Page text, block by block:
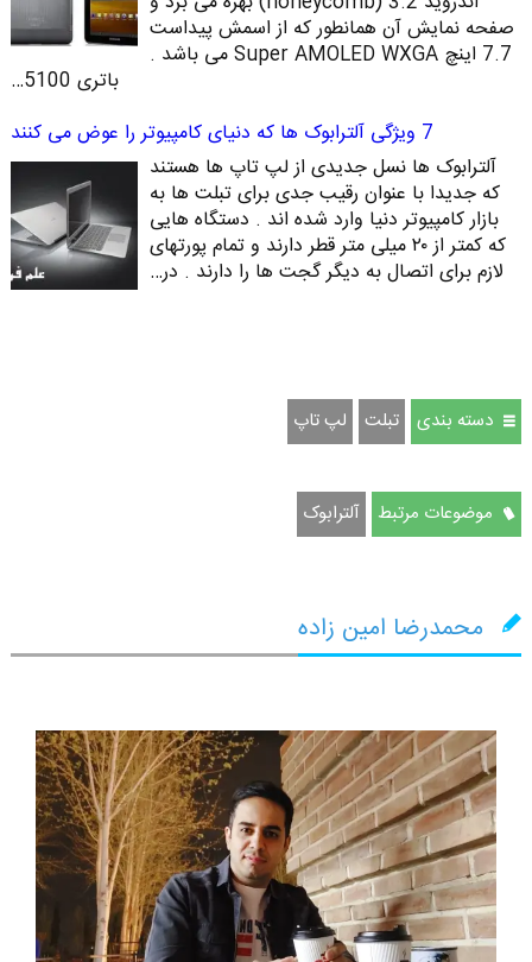
صفحه نمایش آن همانطور که از اسمش پیداست
7.7 اینچ Super AMOLED WXGA می باشد .
باتری 5100…
7 ویژگی آلترابوک ها که دنیای کامپیوتر را عوض می کنند
آلترابوک ها نسل جدیدی از لپ تاپ ها هستند
که جدیدا با عنوان رقیب جدی برای تبلت ها به
بازار کامپیوتر دنیا وارد شده اند . دستگاه هایی
که کمتر از ۲۰ میلی متر قطر دارند و تمام پورتهای
لازم برای اتصال به دیگر گجت ها را دارند . در…
دسته بندی تبلت لپ تاپ
موضوعات مرتبط آلترابوک
محمدرضا امین زاده